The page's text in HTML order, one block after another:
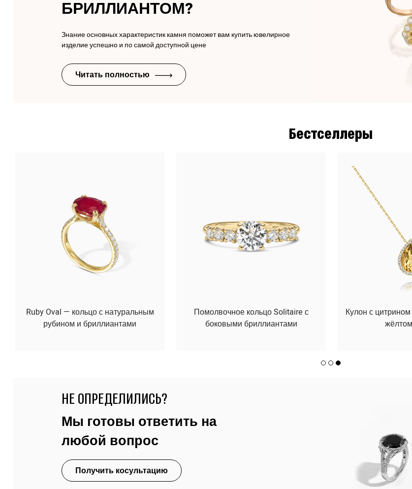
БРИЛЛИАНТОМ?
Знание основных характеристик камня поможет вам купить ювелирное
изделие успешно и по самой доступной цене
Читать полностью
Бестселлеры
Кулон с
Помолвочное кольцо Solitaire с
боковыми бриллиантами
Ruby Oval — кольцо с натуральным
рубином и бриллиантами
НЕ ОПРЕДЕЛИЛИСЬ?
Мы готовы ответить на
любой вопрос
Получить косультацию